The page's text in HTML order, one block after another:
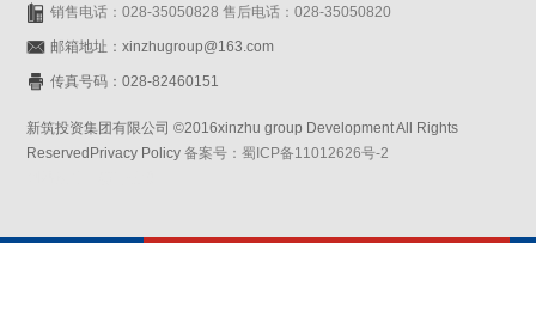
销售电话：028-35050828 售后电话：028-35050820
邮箱地址：xinzhugroup@163.com
传真号码：028-82460151
新筑投资集团有限公司 ©2016xinzhu group Development All Rights
ReservedPrivacy Policy备案号：蜀ICP备11012626号-2